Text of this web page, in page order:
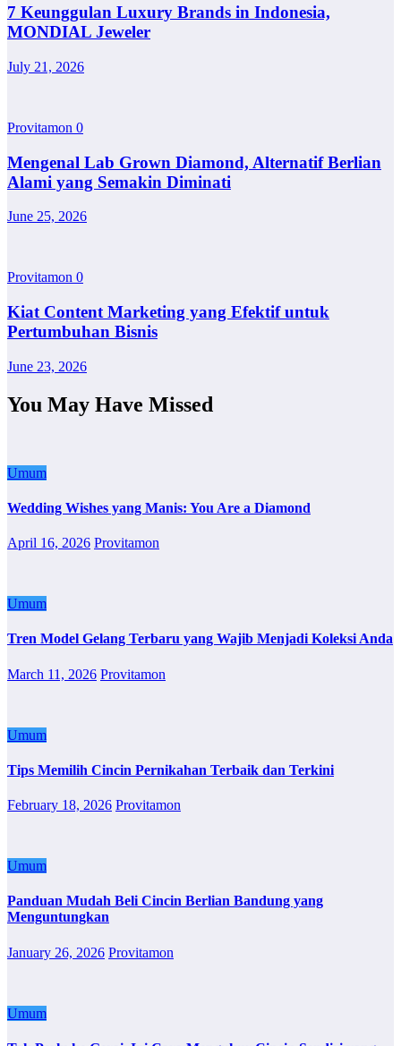
7 Keunggulan Luxury Brands in Indonesia,
MONDIAL Jeweler
July 21, 2026
Provitamon 0
Mengenal Lab Grown Diamond, Alternatif Berlian
Alami yang Semakin Diminati
June 25, 2026
Provitamon 0
Kiat Content Marketing yang Efektif untuk
Pertumbuhan Bisnis
June 23, 2026
You May Have Missed
Umum
Wedding Wishes yang Manis: You Are a Diamond
April 16, 2026 Provitamon
Umum
Tren Model Gelang Terbaru yang Wajib Menjadi Koleksi Anda
March 11, 2026 Provitamon
Umum
Tips Memilih Cincin Pernikahan Terbaik dan Terkini
February 18, 2026 Provitamon
Umum
Panduan Mudah Beli Cincin Berlian Bandung yang
Menguntungkan
January 26, 2026 Provitamon
Umum